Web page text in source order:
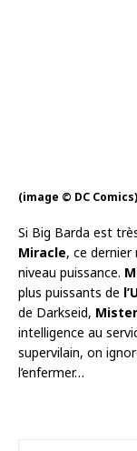
(image © DC Comics)
Si Big Barda est
Miracle, ce
niveau puissance.
plus puissants de
de Darkseid,
intelligence au
supervilain, on
l’enfermer…